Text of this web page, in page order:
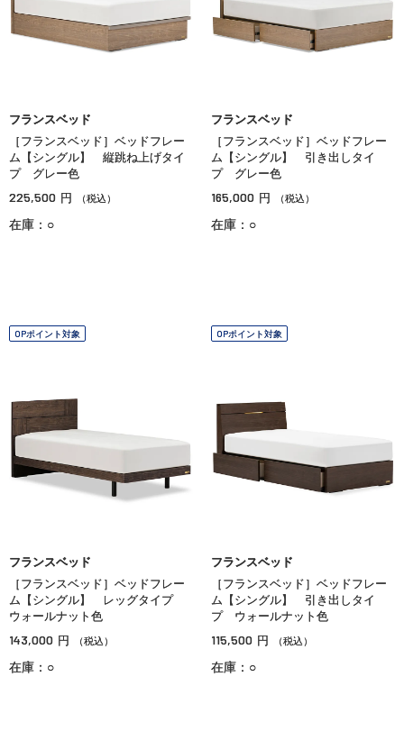
フランスベッド
［フランスベッド］ベッドフレー
ム【シングル】 縦跳ね上げタイ
プ グレー色
225,500 円 （税込）
在庫：○
フランスベッド
［フランスベッド］ベッドフレー
ム【シングル】 引き出しタイ
プ グレー色
165,000 円 （税込）
在庫：○
OPポイント対象
フランスベッド
［フランスベッド］ベッドフレー
ム【シングル】 レッグタイプ
ウォールナット色
143,000 円 （税込）
在庫：○
OPポイント対象
フランスベッド
［フランスベッド］ベッドフレー
ム【シングル】 引き出しタイ
プ ウォールナット色
115,500 円 （税込）
在庫：○